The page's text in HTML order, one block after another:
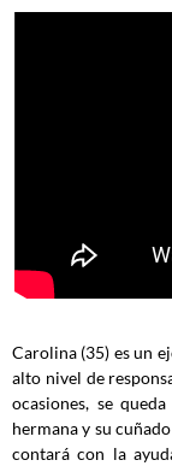
Carolina (35) es un
alto nivel de
ocasiones, se
hermana y su
contará con la